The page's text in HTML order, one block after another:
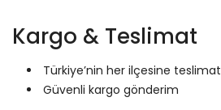
Kargo & Teslimat
Türkiye’nin her ilçesine teslimat
Güvenli kargo gönderim